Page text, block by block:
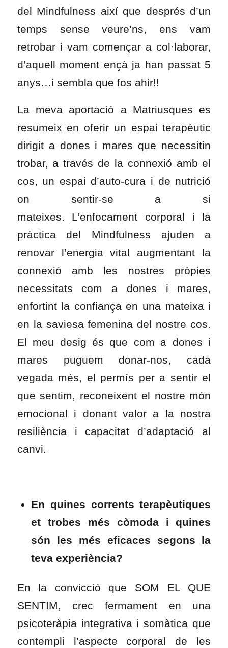
del Mindfulness així que després d’un
temps sense veure’ns, ens vam
retrobar i vam començar a col·laborar,
d’aquell moment ençà ja han passat 5
anys…i sembla que fos ahir!!
La meva aportació a Matriusques es
resumeix en oferir un espai terapèutic
dirigit a dones i mares que necessitin
trobar, a través de la connexió amb el
cos, un espai d’auto-cura i de nutrició
on sentir-se a si
mateixes. L’enfocament corporal i la
pràctica del Mindfulness ajuden a
renovar l’energia vital augmentant la
connexió amb les nostres pròpies
necessitats com a dones i mares,
enfortint la confiança en una mateixa i
en la saviesa femenina del nostre cos.
El meu desig és que com a dones i
mares puguem donar-nos, cada
vegada més, el permís per a sentir el
que sentim, reconeixent el nostre món
emocional i donant valor a la nostra
resiliència i capacitat d’adaptació al
canvi.
En quines corrents terapèutiques
et trobes més còmoda i quines
són les més eficaces segons la
teva experiència?
En la convicció que SOM EL QUE
SENTIM, crec fermament en una
psicoteràpia integrativa i somàtica que
contempli l’aspecte corporal de les